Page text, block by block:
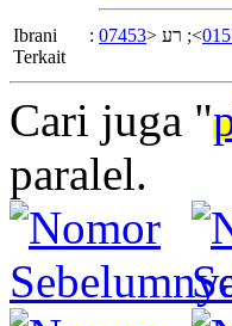
Ibrani
Terkait
: >; רע <07453
Cari juga "
paralel.